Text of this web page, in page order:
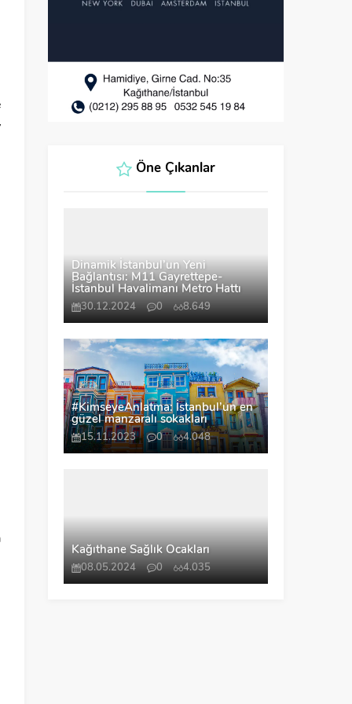
Öne Çıkanlar
Dinamik İstanbul’un Yeni
Bağlantısı: M11 Gayrettepe-
İstanbul Havalimanı Metro Hattı
30.12.2024 0 8.649
#KimseyeAnlatma: İstanbul’un en
güzel manzaralı sokakları
15.11.2023 0 4.048
Kağıthane Sağlık Ocakları
08.05.2024 0 4.035